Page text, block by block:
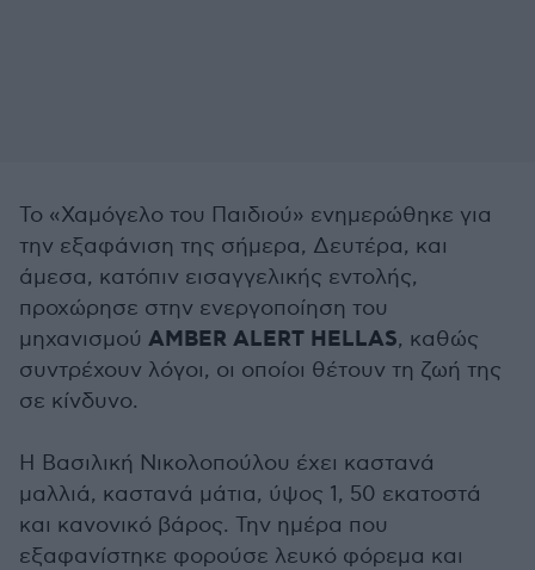
Το «Χαμόγελο του Παιδιού» ενημερώθηκε για
την εξαφάνιση της σήμερα, Δευτέρα, και
άμεσα, κατόπιν εισαγγελικής εντολής,
προχώρησε στην ενεργοποίηση του
μηχανισμού AMBER ALERT HELLAS, καθώς
συντρέχουν λόγοι, οι οποίοι θέτουν τη ζωή της
σε κίνδυνο.
Η Βασιλική Νικολοπούλου έχει καστανά
μαλλιά, καστανά μάτια, ύψος 1, 50 εκατοστά
και κανονικό βάρος. Την ημέρα που
εξαφανίστηκε φορούσε λευκό φόρεμα και